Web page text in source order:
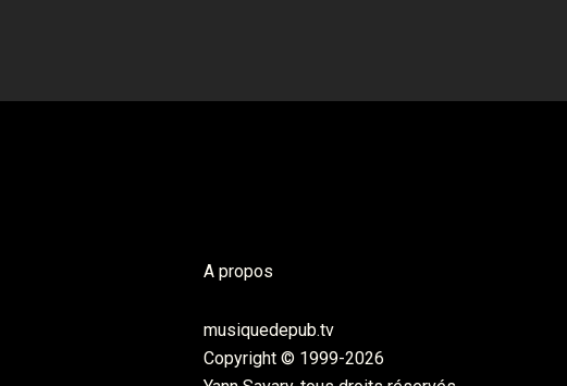
A propos
musiquedepub.tv
Copyright © 1999-2026